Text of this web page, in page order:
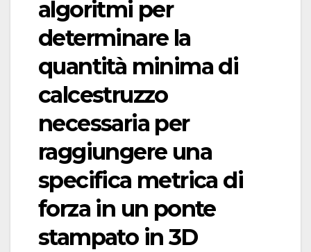
algoritmi per
determinare la
quantità minima di
calcestruzzo
necessaria per
raggiungere una
specifica metrica di
forza in un ponte
stampato in 3D